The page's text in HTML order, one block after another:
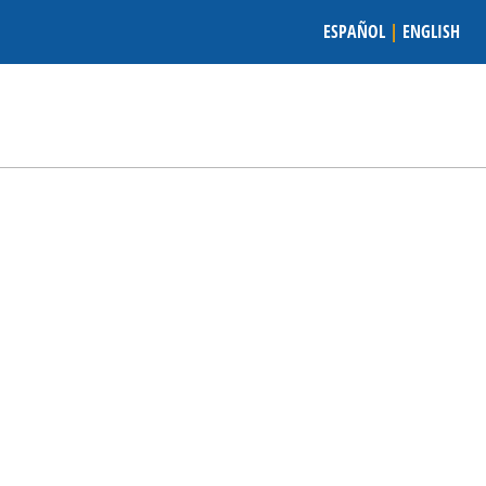
ESPAÑOL | ENGLISH